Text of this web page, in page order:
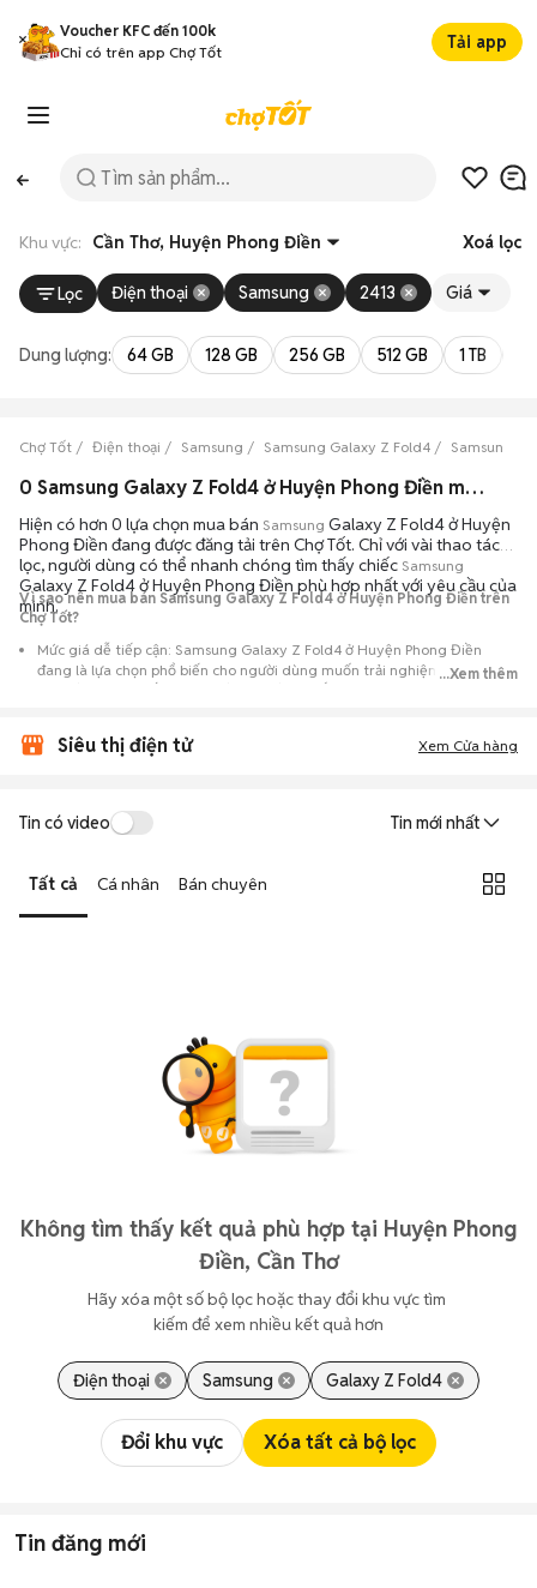
Voucher KFC đến 100k
Chỉ có trên app Chợ Tốt
Tải app
Khu vực: Cần Thơ, Huyện Phong Điền Xoá lọc
Lọc Điện thoại Samsung 2413 Giá
Dung lượng: 64 GB 128 GB 256 GB 512 GB 1 TB
Chợ Tốt Điện thoại Samsung Samsung Galaxy Z Fold4 Samsung
0 Samsung Galaxy Z Fold4 ở Huyện Phong Điền máy bền đẹp đang bán 08/2026
Hiện có hơn 0 lựa chọn mua bán Samsung Galaxy Z Fold4 ở Huyện
Phong Điền đang được đăng tải trên Chợ Tốt. Chỉ với vài thao tác
lọc, người dùng có thể nhanh chóng tìm thấy chiếc Samsung
Galaxy Z Fold4 ở Huyện Phong Điền phù hợp nhất với yêu cầu của
mình.
Vì sao nên mua bán Samsung Galaxy Z Fold4 ở Huyện Phong Điền trên
Chợ Tốt?
Mức giá dễ tiếp cận: Samsung Galaxy Z Fold4 ở Huyện Phong Điền
đang là lựa chọn phổ biến cho người dùng muốn trải nghiệm dòng máy
này với chi phí thấp hơn so với khi mới ra mắt.
Huyện Phong Điền từ nhiều cá nhân muốn lên đời máy, mang đến đa
dạng sự lựa chọn về tình trạng bảo hành, hình thức máy và màu sắc.
đánh giá chính xác hiệu năng thực tế của máy so với mô tả trên
Mua bán linh hoạt: Hai bên có thể chủ động thỏa thuận giá cả và
địa điểm giao nhận, chốt giao dịch nhanh chóng khi đạt được
...Xem thêm
Siêu thị điện tử Xem Cửa hàng
Tin có video Tin mới nhất
Tất cả Cá nhân Bán chuyên
Không tìm thấy kết quả phù hợp tại Huyện Phong
Điền, Cần Thơ
Hãy xóa một số bộ lọc hoặc thay đổi khu vực tìm
kiếm để xem nhiều kết quả hơn
Điện thoại Samsung Galaxy Z Fold4
Đổi khu vực Xóa tất cả bộ lọc
Tin đăng mới